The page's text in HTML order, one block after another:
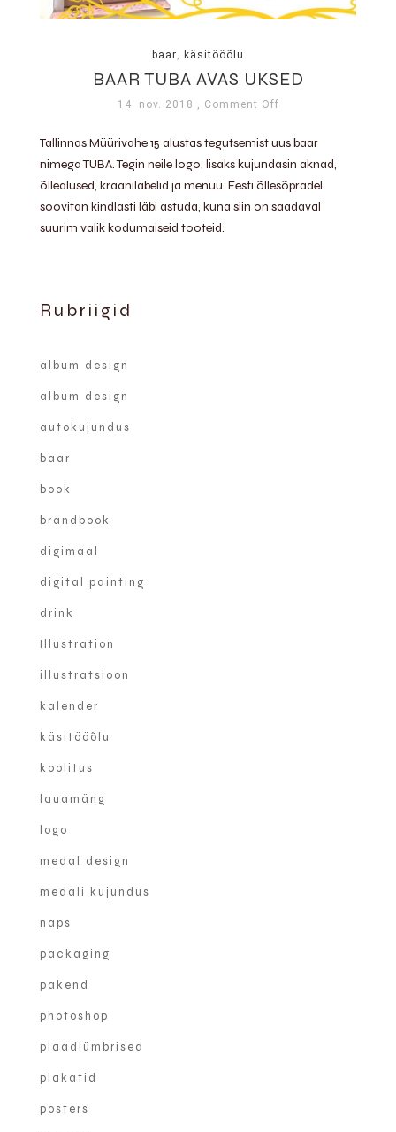
baar, käsitööõlu
BAAR TUBA AVAS UKSED
14. nov. 2018 , Comment Off
Tallinnas Müürivahe 15 alustas tegutsemist uus baar
nimega TUBA. Tegin neile logo, lisaks kujundasin aknad,
õllealused, kraanilabelid ja menüü. Eesti õllesõpradel
soovitan kindlasti läbi astuda, kuna siin on saadaval
suurim valik kodumaiseid tooteid.
Rubriigid
album design
album design
autokujundus
baar
book
brandbook
digimaal
digital painting
drink
Illustration
illustratsioon
kalender
käsitööõlu
koolitus
lauamäng
logo
medal design
medali kujundus
naps
packaging
pakend
photoshop
plaadiümbrised
plakatid
posters